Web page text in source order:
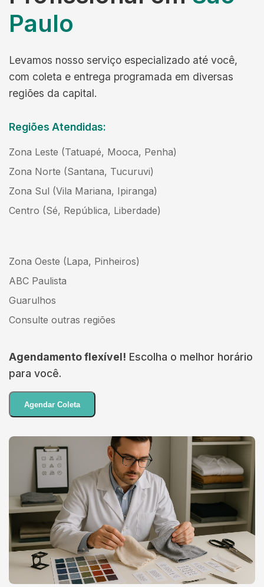
Paulo
Levamos nosso serviço especializado até você,
com coleta e entrega programada em diversas
regiões da capital.
Regiões Atendidas:
Zona Leste (Tatuapé, Mooca, Penha)
Zona Norte (Santana, Tucuruvi)
Zona Sul (Vila Mariana, Ipiranga)
Centro (Sé, República, Liberdade)
Zona Oeste (Lapa, Pinheiros)
ABC Paulista
Guarulhos
Consulte outras regiões
Agendamento flexível! Escolha o melhor horário
para você.
Agendar Coleta